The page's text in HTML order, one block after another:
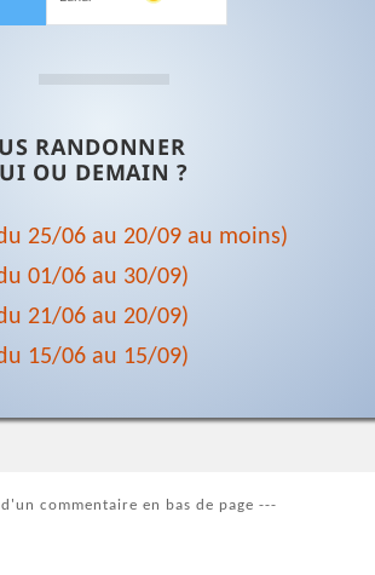
RANDONNER
OU DEMAIN ?
25/06 au 20/09 au moins)
01/06 au 30/09)
21/06 au 20/09)
15/06 au 15/09)
commentaire en bas de page ---